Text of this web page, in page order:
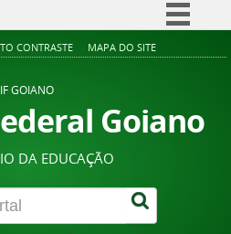
Simplifique!
Acesso à informação
Legislação
Canais
CONTRASTE MAPA DO SITE
IF GOIANO
Goiano
DA EDUCAÇÃO